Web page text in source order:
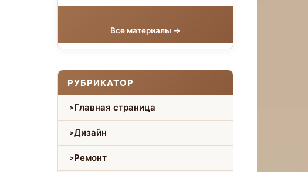
Все материалы →
РУБРИКАТОР
Главная страница
Дизайн
Ремонт